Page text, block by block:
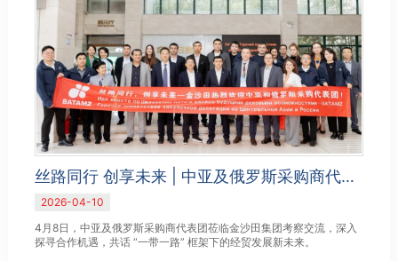
丝路同行 创享未来 | 中亚及俄罗斯采购商代表团莅临金沙田集团考察交流
2026-04-10
4月8日，中亚及俄罗斯采购商代表团莅临金沙田集团考察交流，深入
探寻合作机遇，共话 “一带一路” 框架下的经贸发展新未来。